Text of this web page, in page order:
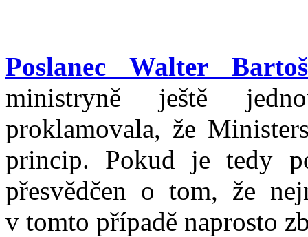
Poslanec Walter Bartoš
ministryně ještě
proklamovala, že
princip. Pokud je tedy
přesvědčen o tom, že
v tomto případě naprosto